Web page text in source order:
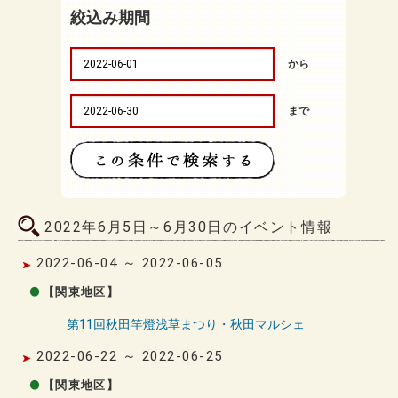
絞込み期間
から
まで
2022年6月5日～6月30日のイベント情報
2022-06-04 ～ 2022-06-05
【関東地区】
第11回秋田竿燈浅草まつり・秋田マルシェ
2022-06-22 ～ 2022-06-25
【関東地区】